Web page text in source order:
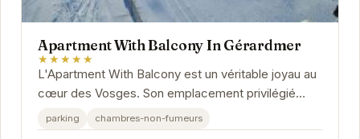
Apartment With Balcony In Gérardmer
★★★★★
L'Apartment With Balcony est un véritable joyau au
cœur des Vosges. Son emplacement privilégié
offre un accès rapide aux pistes de ski en hiver...
parking chambres-non-fumeurs